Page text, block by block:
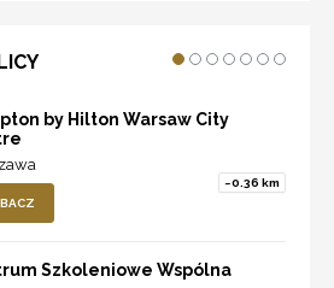
by Hilton Warsaw City
~0.36 km
Szkoleniowe Wspólna